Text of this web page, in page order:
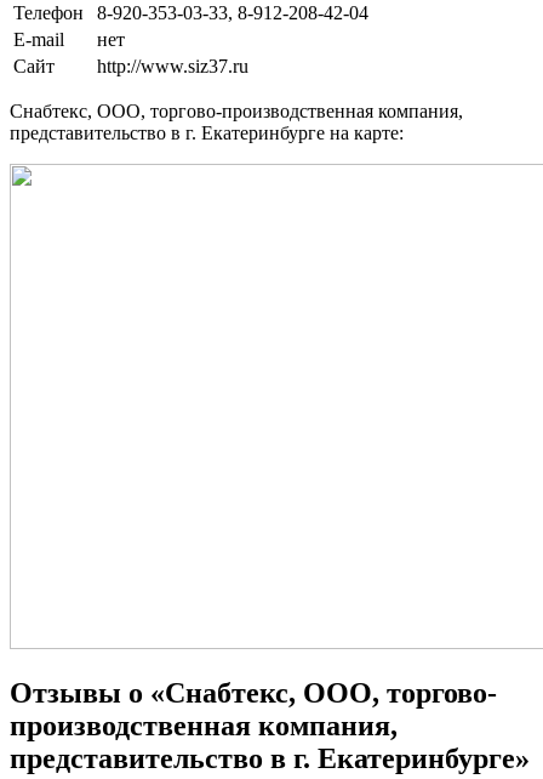
Телефон
8-920-353-03-33, 8-912-208-42-04
E-mail
нет
Сайт
http://www.siz37.ru
Снабтекс, ООО, торгово-производственная компания,
представительство в г. Екатеринбурге на карте:
Отзывы о «Снабтекс, ООО, торгово-
производственная компания,
представительство в г. Екатеринбурге»